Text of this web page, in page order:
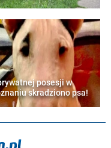
posesji w
skradziono psa!